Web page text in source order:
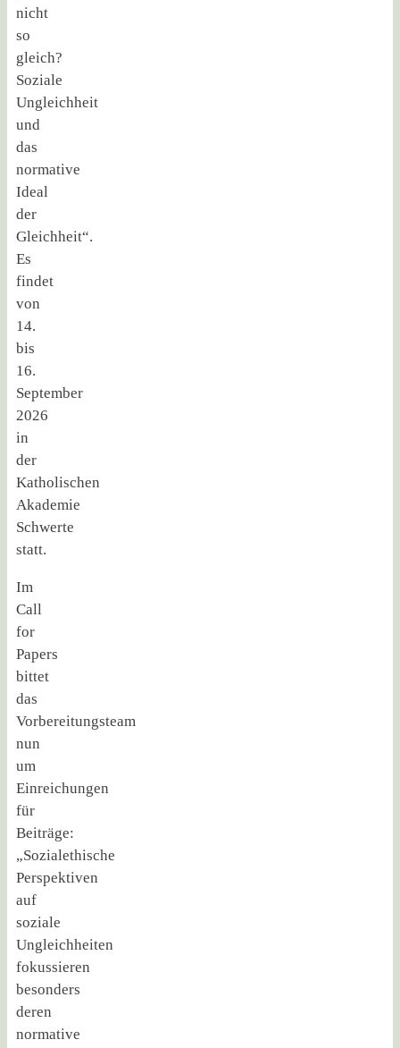
nicht
so
gleich?
Soziale
Ungleichheit
und
das
normative
Ideal
der
Gleichheit“.
Es
findet
von
14.
bis
16.
September
2026
in
der
Katholischen
Akademie
Schwerte
statt.
Im
Call
for
Papers
bittet
das
Vorbereitungsteam
nun
um
Einreichungen
für
Beiträge:
„Sozialethische
Perspektiven
auf
soziale
Ungleichheiten
fokussieren
besonders
deren
normative